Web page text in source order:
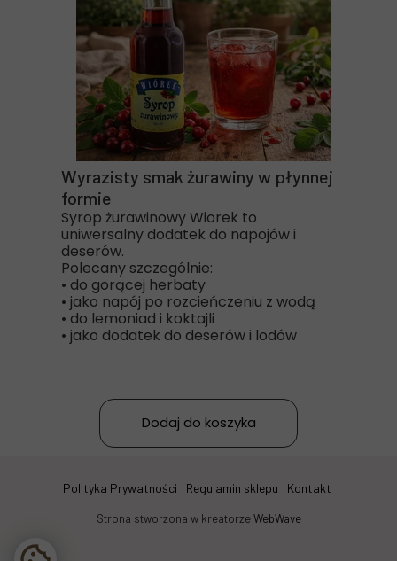
Syrop żurawinowy Wiorek to
uniwersalny dodatek do napojów i
deserów.
Polecany szczególnie:
• do gorącej herbaty
• jako napój po rozcieńczeniu z wodą
• do lemoniad i koktajli
• jako dodatek do deserów i lodów
Wyrazisty smak żurawiny w płynnej
formie
Dodaj do koszyka
Polityka Prywatności Regulamin sklepu Kontakt
Strona stworzona w kreatorzeWebWave